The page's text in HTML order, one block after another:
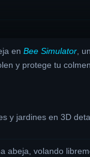
en Bee Simulator,
y protege tu
y jardines en 3D
abeja, volando